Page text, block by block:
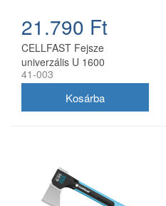
21.790 Ft
CELLFAST Fejsze
univerzális U 1600
ENERGO (1,6 kg)
41-003